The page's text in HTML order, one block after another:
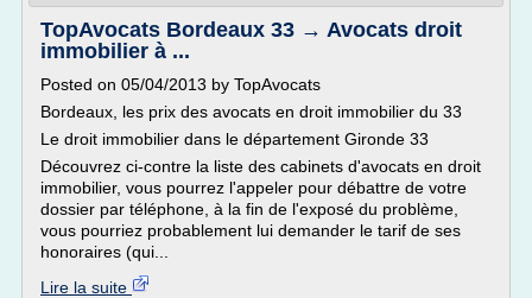
TopAvocats Bordeaux 33 → Avocats droit
immobilier à ...
Posted on 05/04/2013 by TopAvocats
Bordeaux, les prix des avocats en droit immobilier du 33
Le droit immobilier dans le département Gironde 33
Découvrez ci-contre la liste des cabinets d'avocats en droit
immobilier, vous pourrez l'appeler pour débattre de votre
dossier par téléphone, à la fin de l'exposé du problème,
vous pourriez probablement lui demander le tarif de ses
honoraires (qui...
Lire la suite